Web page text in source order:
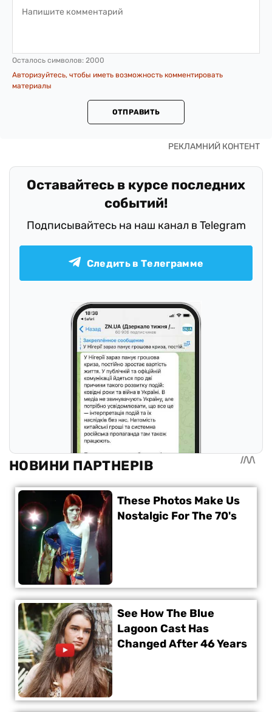
Осталось символов: 2000
Авторизуйтесь, чтобы иметь возможность комментировать
материалы
ОТПРАВИТЬ
Оставайтесь в курсе последних
событий!
Подписывайтесь на наш канал в Telegram
Следить в Телеграмме